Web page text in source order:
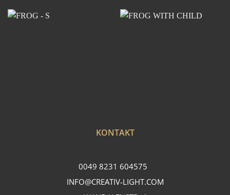
KONTAKT
0049 8231 604575
INFO@CREATIV-LIGHT.COM